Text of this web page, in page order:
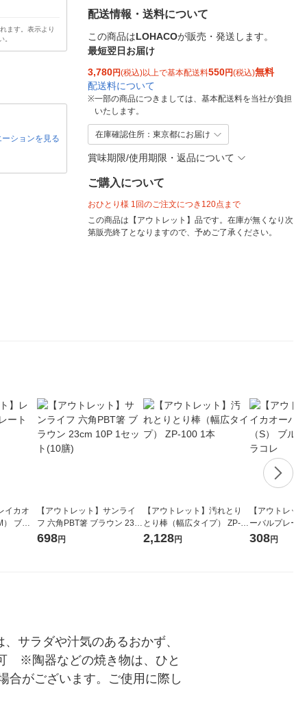
ます。表示より
。
ションを見る
配送情報・送料について
この商品はLOHACOが販売・発送します。
最短翌日お届け
3,780円(税込)以上で基本配送料550円(税込)無料
配送料について
※一部の商品につきましては、基本配送料を当社が負担
いたします。
在庫確認住所：東京都にお届け
賞味期限/使用期限・返品について
ご購入について
おひとり様 1回のご注文につき120点まで
この商品は【アウトレット】品です。在庫が無くなり次
第販売終了となりますので、予めご了承ください。
イカオ
ブラ
【アウトレット】サンライ
フ 六角PBT箸 ブラウン 23c
m 10P 1セット(10膳)
698円
【アウトレット】汚れとり
とり棒（幅広タイプ） ZP-1
00 1本
2,128円
【アウトレッ
ーバルプレー
LAKOLE/ラコ
308円
サラダや汁気のあるおかず、
　※陶器などの焼き物は、ひと
合がございます。ご使用に際し